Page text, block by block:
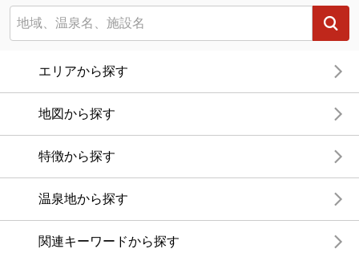
エリアから探す
地図から探す
特徴から探す
温泉地から探す
関連キーワードから探す